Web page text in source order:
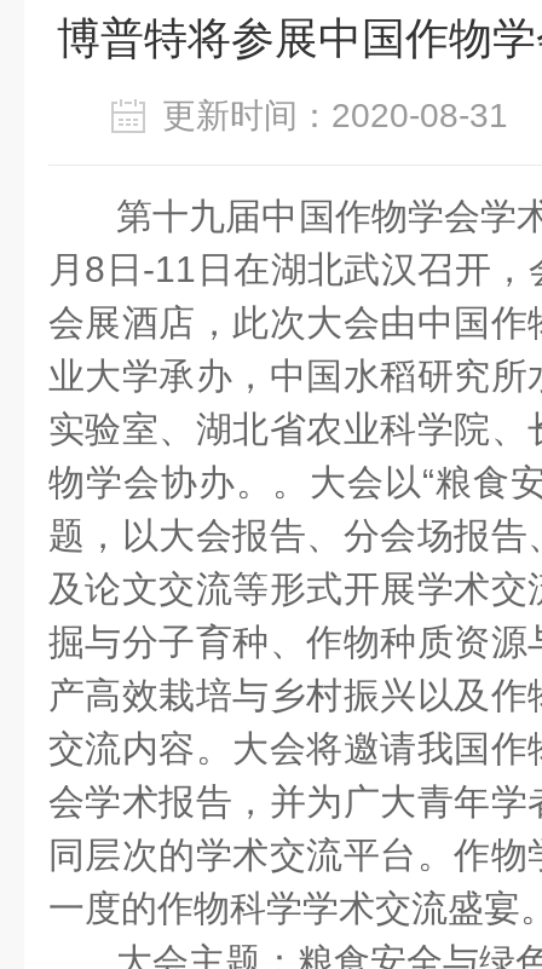
博普特将参展中国作物
更新时间：2020-08-
第十九届中国作物学会学
月8日-11日在湖北武汉召开
会展酒店，此次大会由中国
业大学承办，中国水稻研究
实验室、湖北省农业科学院
物学会协办。。大会以“粮食
题，以大会报告、分会场报
及论文交流等形式开展学术
掘与分子育种、作物种质资
产高效栽培与乡村振兴以及
交流内容。大会将邀请我国
会学术报告，并为广大青年
同层次的学术交流平台。作
一度的作物科学学术交流盛宴